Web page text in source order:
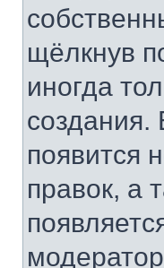
щёлкнув
иногда
создания.
появится
правок, а